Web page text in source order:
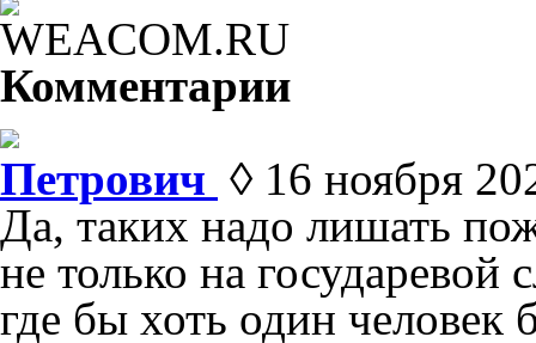
Комментарии
Петрович ◊ 16 ноября
Да, таких надо лишать
не только на государевой
где бы хоть один